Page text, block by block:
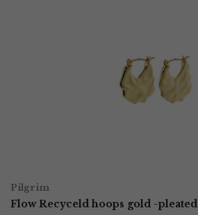
Pilgrim
Flow Recyceld hoops gold -pleated